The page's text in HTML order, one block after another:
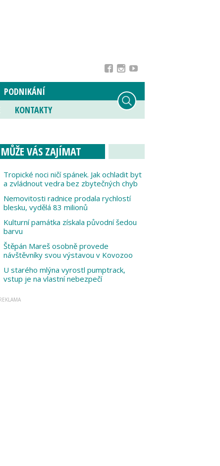
PODNIKÁNÍ
KONTAKTY
MŮŽE VÁS ZAJÍMAT
Tropické noci ničí spánek. Jak ochladit byt
a zvládnout vedra bez zbytečných chyb
Nemovitosti radnice prodala rychlostí
blesku, vydělá 83 milionů
Kulturní památka získala původní šedou
barvu
Štěpán Mareš osobně provede
návštěvníky svou výstavou v Kovozoo
U starého mlýna vyrostl pumptrack,
vstup je na vlastní nebezpečí